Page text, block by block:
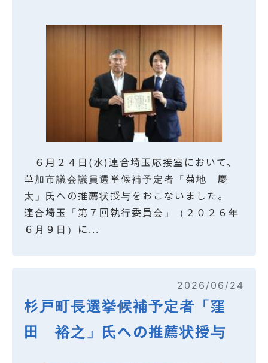
６月２４日(水)連合埼玉応接室において、
草加市議会議員選挙候補予定者「菊地 慶
太」氏への推薦状授与をおこないました。
連合埼玉「第７回執行委員会」（２０２６年
６月９日）に...
2026/06/24
杉戸町長選挙候補予定者「窪
田 裕之」氏への推薦状授与